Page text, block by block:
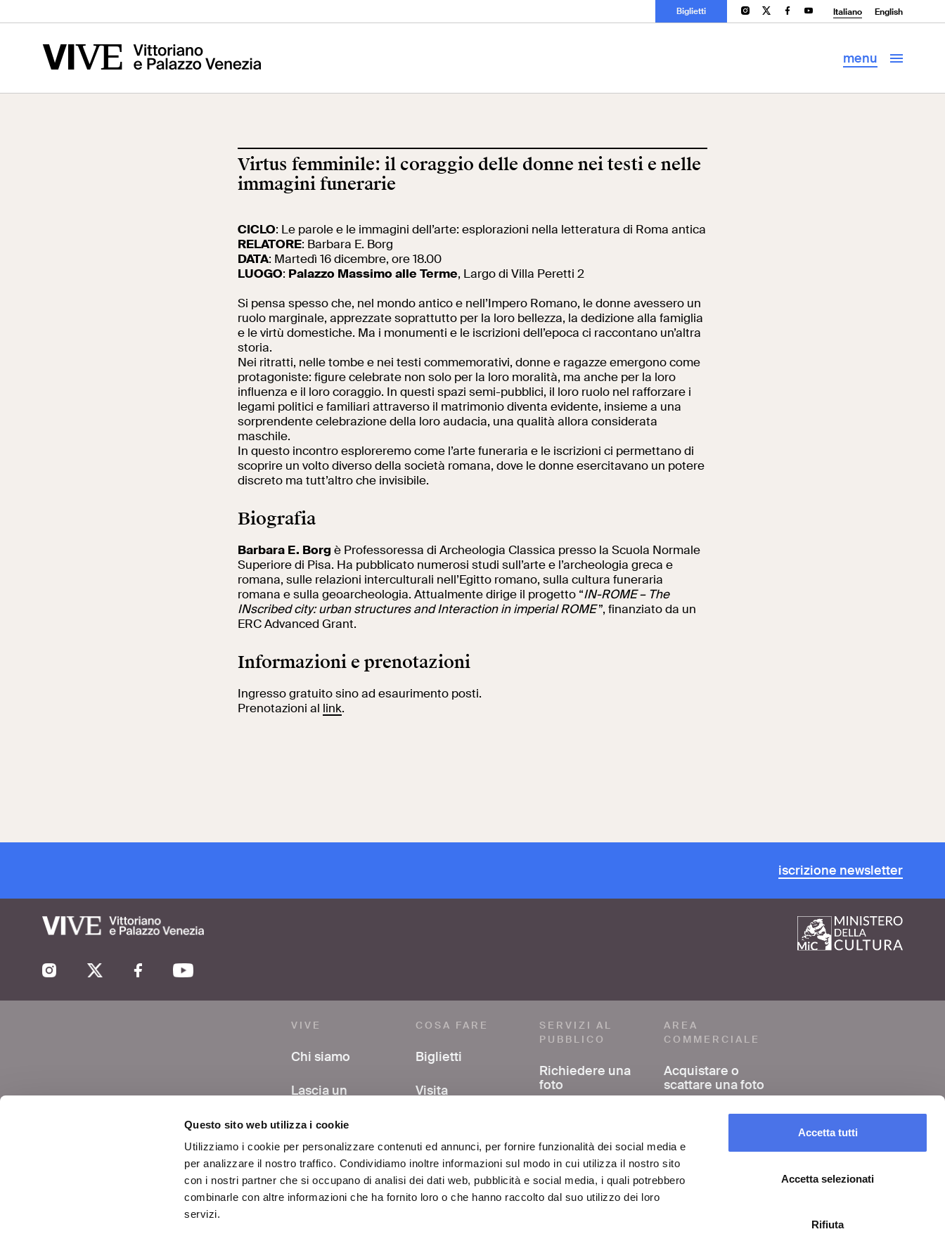
Questo sito web utilizza i cookie
Utilizziamo i cookie per personalizzare contenuti ed annunci, per fornire funzionalità dei social media e
per analizzare il nostro traffico. Condividiamo inoltre informazioni sul modo in cui utilizza il nostro sito
con i nostri partner che si occupano di analisi dei dati web, pubblicità e social media, i quali potrebbero
combinarle con altre informazioni che ha fornito loro o che hanno raccolto dal suo utilizzo dei loro
servizi.
Accetta tutti
Accetta selezionati
Rifiuta
Educazione
Scuole
Cantiere aperto
Mostre ed eventi
Collegio Romano
Al centro di Roma
Opere
del VIVE
Patria
del Risorgimento
Panoramica
Palazzo Venezia
Biblioteca di
Archeologia e
Italiano English
Biglietti
menu
Virtus femminile: il coraggio delle donne nei testi e nelle
immagini funerarie
CICLO: Le parole e le immagini dell’arte: esplorazioni nella letteratura di Roma antica
RELATORE: Barbara E. Borg
DATA: Martedì 16 dicembre, ore 18.00
LUOGO: Palazzo Massimo alle Terme, Largo di Villa Peretti 2
Si pensa spesso che, nel mondo antico e nell’Impero Romano, le donne avessero un
ruolo marginale, apprezzate soprattutto per la loro bellezza, la dedizione alla famiglia
e le virtù domestiche. Ma i monumenti e le iscrizioni dell’epoca ci raccontano un’altra
storia.
Nei ritratti, nelle tombe e nei testi commemorativi, donne e ragazze emergono come
protagoniste: figure celebrate non solo per la loro moralità, ma anche per la loro
influenza e il loro coraggio. In questi spazi semi-pubblici, il loro ruolo nel rafforzare i
legami politici e familiari attraverso il matrimonio diventa evidente, insieme a una
sorprendente celebrazione della loro audacia, una qualità allora considerata
maschile.
In questo incontro esploreremo come l’arte funeraria e le iscrizioni ci permettano di
scoprire un volto diverso della società romana, dove le donne esercitavano un potere
discreto ma tutt’altro che invisibile.
Biografia
Barbara E. Borg è Professoressa di Archeologia Classica presso la Scuola Normale
Superiore di Pisa. Ha pubblicato numerosi studi sull’arte e l’archeologia greca e
romana, sulle relazioni interculturali nell’Egitto romano, sulla cultura funeraria
romana e sulla geoarcheologia. Attualmente dirige il progetto “IN-ROME – The
INscribed city: urban structures and Interaction in imperial ROME”, finanziato da un
ERC Advanced Grant.
Informazioni e prenotazioni
Ingresso gratuito sino ad esaurimento posti.
Prenotazioni al link.
iscrizione newsletter
VIVE
Chi siamo
Lascia un
Area stampa
Avvisi
Contatti
COSA FARE
Biglietti
Visita
Al centro di Roma
Educazione
SERVIZI AL
PUBBLICO
Richiedere una
foto
bibliografica
FAQ
AREA
COMMERCIALE
Acquistare o
scattare una foto
Girare un film o un
Organizzare un
evento